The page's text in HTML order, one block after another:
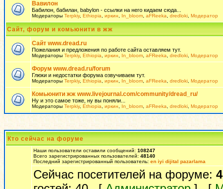
Вавилон
Бабилон, бабилан, babylon - ссылки на него кидаем сюда...
Модераторы Terpkiy, Ethiopia иркин In_bloom aFReeka dredloki Модератор
Сайт, форум и комьюнити в жж
Сайт www.dread.ru
Пожелания и предложения по работе сайта оставляем тут.
Модераторы Terpkiy, Ethiopia иркин In_bloom aFReeka dredloki Модератор
Форум www.dread.ru/forum
Глюки и недостатки форума озвучиваем тут.
Модераторы Terpkiy, Ethiopia иркин In_bloom aFReeka dredloki Модератор
Комьюнити жж www.livejournal.com/community/dread_ru/
Ну и это самое тоже, ну вы поняли...
Модераторы Terpkiy, Ethiopia иркин In_bloom aFReeka dredloki Модератор
Кто сейчас на форуме
Наши пользователи оставили сообщений: 108247
Всего зарегистрированных пользователей: 48140
Последний зарегистрированный пользователь: en iyi dijital pazarlama
Сейчас посетителей на форуме: